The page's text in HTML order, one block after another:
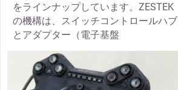
をラインナップしています。ZESTEK
の機構は、スイッチコントロールハブ
とアダプター（電子基盤
thumbnail